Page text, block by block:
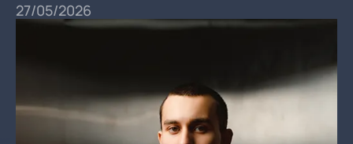
27/05/2026